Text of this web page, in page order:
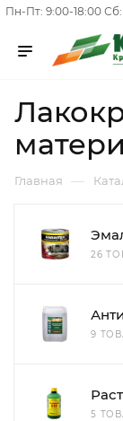
Пн-Пт: 9:00-18:00 Сб:
Главная —
26
9
5